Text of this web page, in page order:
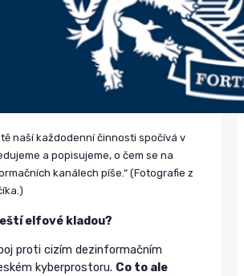
naší každodenní činnosti spočívá v
a popisujeme, o čem se na
kanálech píše.“ (Fotografie z
elfové kladou?
proti cizím dezinformačním
kyberprostoru. Co to ale